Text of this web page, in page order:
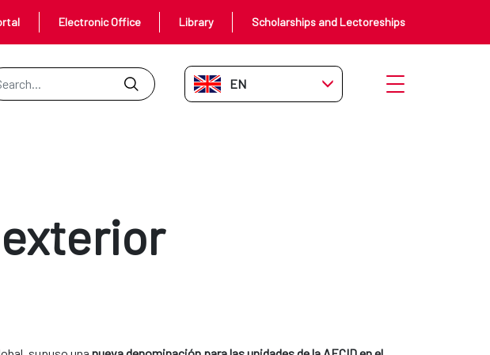
Electronic Office Library Scholarships and Lectoreships
Bar
EN-GB Open menu